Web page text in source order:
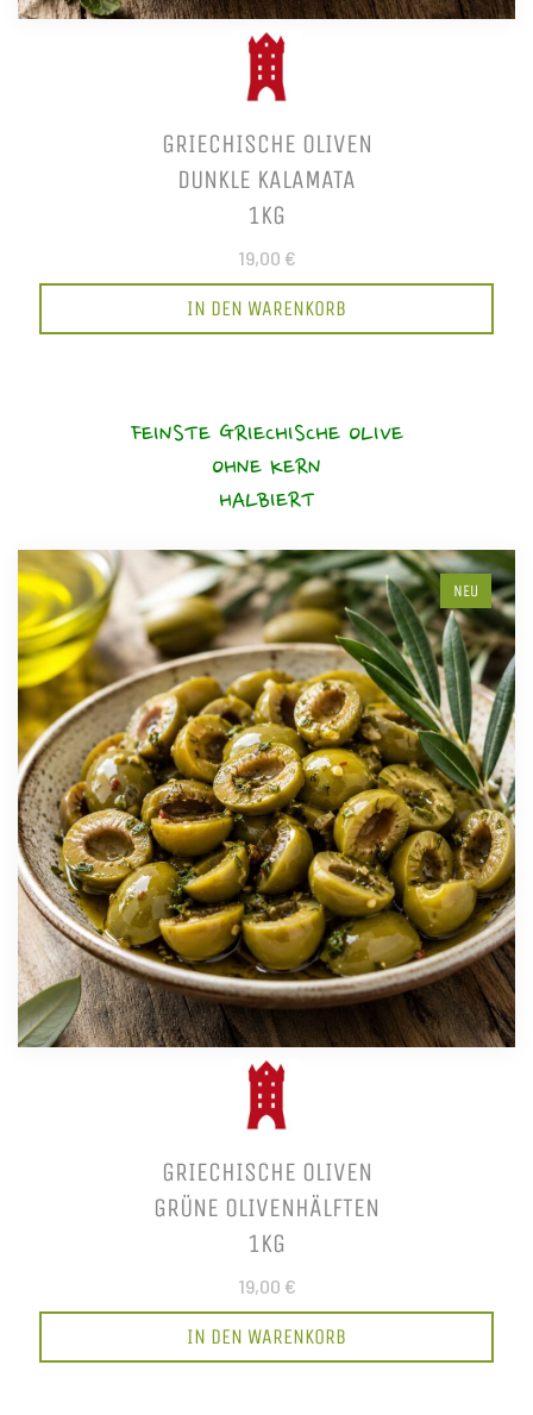
GRIECHISCHE OLIVEN
DUNKLE KALAMATA
1KG
19,00 €
IN DEN WARENKORB
FEINSTE GRIECHISCHE OLIVE
OHNE KERN
HALBIERT
NEU
GRIECHISCHE OLIVEN
GRÜNE OLIVENHÄLFTEN
1KG
19,00 €
IN DEN WARENKORB